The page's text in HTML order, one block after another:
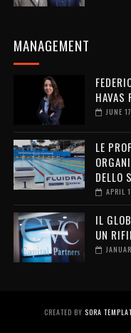
MANAGEMENT
HAVAS
JUNE
LE
DELLO
APRIL
IL
UN
CREATED BY SORA